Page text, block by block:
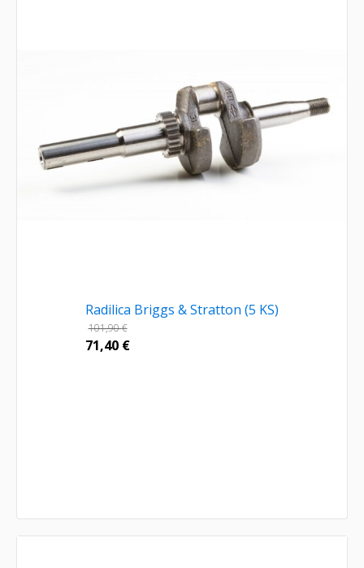
Radilica Briggs & Stratton (5 KS)
101,90€
71,40 €